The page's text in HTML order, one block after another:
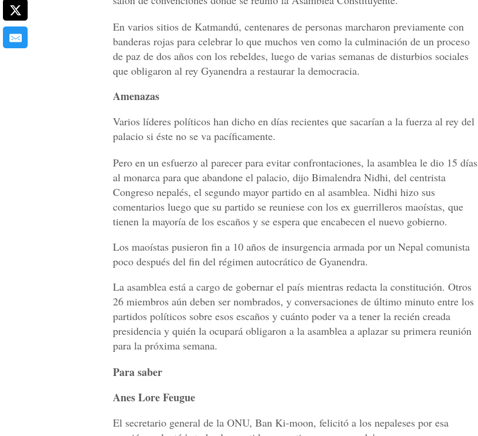
En varios sitios de Katmandú, centenares de personas marcharon previamente con
banderas rojas para celebrar lo que muchos ven como la culminación de un proceso
de paz de dos años con los rebeldes, luego de varias semanas de disturbios sociales
que obligaron al rey Gyanendra a restaurar la democracia.
Amenazas
Varios líderes políticos han dicho en días recientes que sacarían a la fuerza al rey del
palacio si éste no se va pacíficamente.
Pero en un esfuerzo al parecer para evitar confrontaciones, la asamblea le dio 15 días
al monarca para que abandone el palacio, dijo Bimalendra Nidhi, del centrista
Congreso nepalés, el segundo mayor partido en al asamblea. Nidhi hizo sus
comentarios luego que su partido se reuniese con los ex guerrilleros maoístas, que
tienen la mayoría de los escaños y se espera que encabecen el nuevo gobierno.
Los maoístas pusieron fin a 10 años de insurgencia armada por un Nepal comunista
poco después del fin del régimen autocrático de Gyanendra.
La asamblea está a cargo de gobernar el país mientras redacta la constitución. Otros
26 miembros aún deben ser nombrados, y conversaciones de último minuto entre los
partidos políticos sobre esos escaños y cuánto poder va a tener la recién creada
presidencia y quién la ocupará obligaron a la asamblea a aplazar su primera reunión
para la próxima semana.
Para saber
Anes Lore Feugue
El secretario general de la ONU, Ban Ki-moon, felicitó a los nepaleses por esa